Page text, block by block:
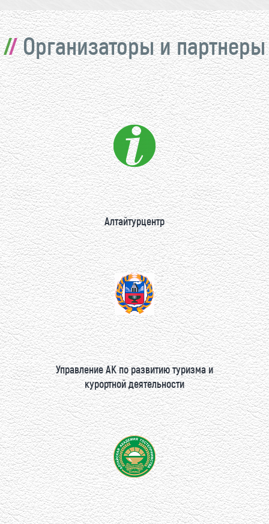
Организаторы и партнеры
Алтайтурцентр
Управление АК по развитию туризма и
курортной деятельности